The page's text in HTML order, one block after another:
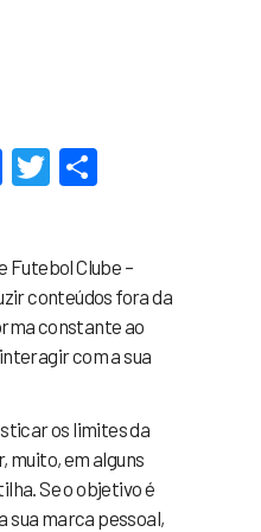
Facebook
Twitter
Futebol Clube –
conteúdos fora da
constante ao
com a sua
os limites da
muito, em alguns
Se o objetivo é
sua marca pessoal,